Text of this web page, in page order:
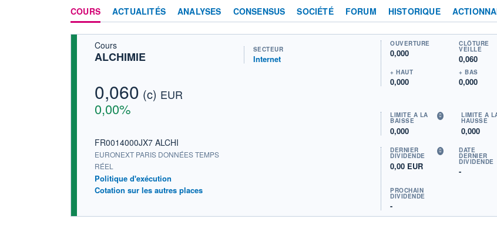
COURS ACTUALITÉS ANALYSES CONSENSUS SOCIÉTÉ FORUM HISTORIQUE
Cours
ALCHIMIE
0,060 (c) EUR
0,00%
FR0014000JX7 ALCHI
EURONEXT PARIS DONNÉES TEMPS
RÉEL
Politique d'exécution
Cotation sur les autres places
SECTEUR
Internet
OUVERTURE
0,000
CLÔTURE
VEILLE
0,060
+ HAUT
0,000
+ BAS
0,000
LIMITE À LA
BAISSE
0,000
LIMITE À
HAUSSE
0,000
DERNIER
DIVIDENDE
0,00 EUR
DATE
DERNIER
DIVIDENDE
-
PROCHAIN
DIVIDENDE
-